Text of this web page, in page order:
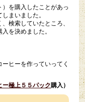
を購入したことがあっ
まいました。
検索していたところ、
を決めました。
ヒーを作っていってく
ー極上５５パック購入）